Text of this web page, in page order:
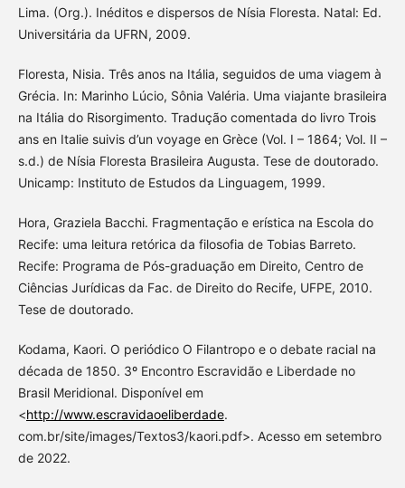
Lima. (Org.). Inéditos e dispersos de Nísia Floresta. Natal: Ed.
Universitária da UFRN, 2009.
Floresta, Nisia. Três anos na Itália, seguidos de uma viagem à
Grécia. In: Marinho Lúcio, Sônia Valéria. Uma viajante brasileira
na Itália do Risorgimento. Tradução comentada do livro Trois
ans en Italie suivis d’un voyage en Grèce (Vol. I – 1864; Vol. II –
s.d.) de Nísia Floresta Brasileira Augusta. Tese de doutorado.
Unicamp: Instituto de Estudos da Linguagem, 1999.
Hora, Graziela Bacchi. Fragmentação e erística na Escola do
Recife: uma leitura retórica da filosofia de Tobias Barreto.
Recife: Programa de Pós-graduação em Direito, Centro de
Ciências Jurídicas da Fac. de Direito do Recife, UFPE, 2010.
Tese de doutorado.
Kodama, Kaori. O periódico O Filantropo e o debate racial na
década de 1850. 3º Encontro Escravidão e Liberdade no
Brasil Meridional. Disponível em
<http://www.escravidaoeliberdade.
com.br/site/images/Textos3/kaori.pdf>. Acesso em setembro
de 2022.